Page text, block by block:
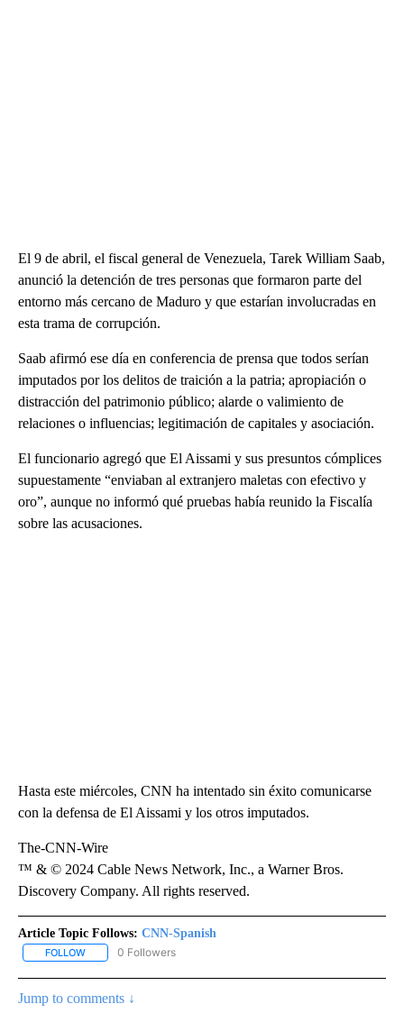
El 9 de abril, el fiscal general de Venezuela, Tarek William Saab,
anunció la detención de tres personas que formaron parte del
entorno más cercano de Maduro y que estarían involucradas en
esta trama de corrupción.
Saab afirmó ese día en conferencia de prensa que todos serían
imputados por los delitos de traición a la patria; apropiación o
distracción del patrimonio público; alarde o valimiento de
relaciones o influencias; legitimación de capitales y asociación.
El funcionario agregó que El Aissami y sus presuntos cómplices
supuestamente “enviaban al extranjero maletas con efectivo y
oro”, aunque no informó qué pruebas había reunido la Fiscalía
sobre las acusaciones.
Hasta este miércoles, CNN ha intentado sin éxito comunicarse
con la defensa de El Aissami y los otros imputados.
The-CNN-Wire
™ & © 2024 Cable News Network, Inc., a Warner Bros.
Discovery Company. All rights reserved.
Article Topic Follows: CNN-Spanish
FOLLOW FOLLOW "CNN-SPANISH" TO RECEIVE NOTIFICATIONS ABOUT
0 Followers
Jump to comments ↓